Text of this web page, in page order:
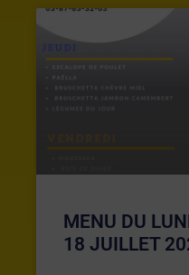
MENU DU
18 JUILLET